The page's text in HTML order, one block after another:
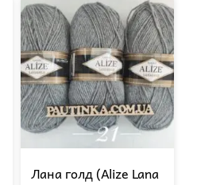
Лана голд (Alize Lana